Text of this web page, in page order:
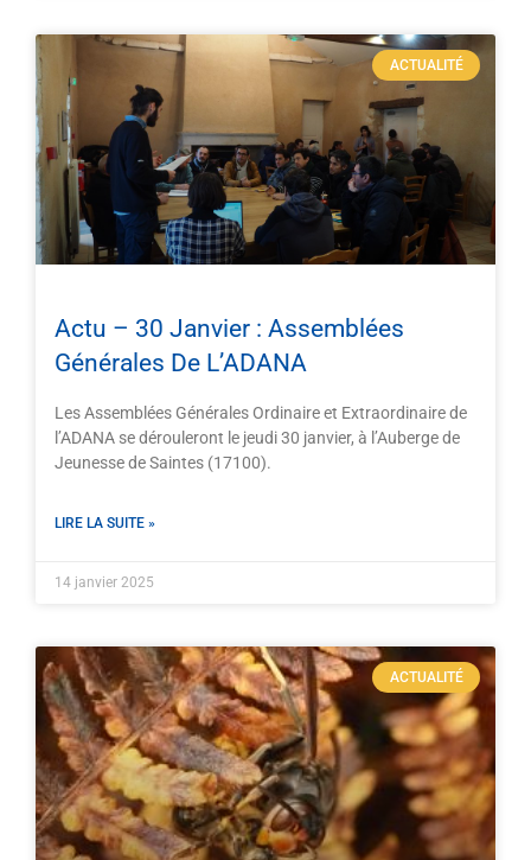
ACTUALITÉ
Actu – 30 Janvier : Assemblées
Générales De L’ADANA
Les Assemblées Générales Ordinaire et Extraordinaire de
l’ADANA se dérouleront le jeudi 30 janvier, à l’Auberge de
Jeunesse de Saintes (17100).
LIRE LA SUITE »
14 janvier 2025
ACTUALITÉ